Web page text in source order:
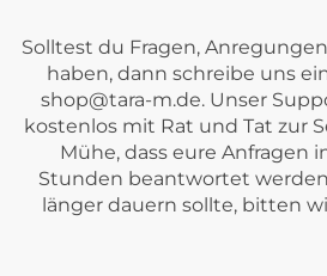
Solltest du Fragen,
haben, dann schreibe uns
shop@tara-m.de. Unser
kostenlos mit Rat und Tat zur
Mühe, dass eure Anfragen
Stunden beantwortet
länger dauern sollte, bitten